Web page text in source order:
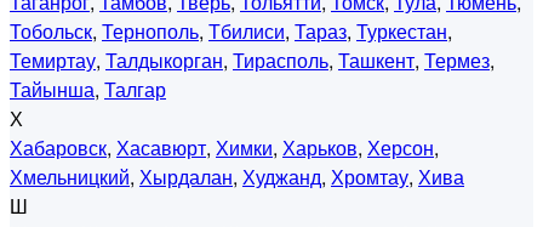
Тобольск, Тернополь, Тбилиси, Тараз, Туркестан,
Темиртау, Талдыкорган, Тирасполь, Ташкент, Термез,
Тайынша, Талгар
Х
Хабаровск, Хасавюрт, Химки, Харьков, Херсон,
Хмельницкий, Хырдалан, Худжанд, Хромтау, Хива
Ш